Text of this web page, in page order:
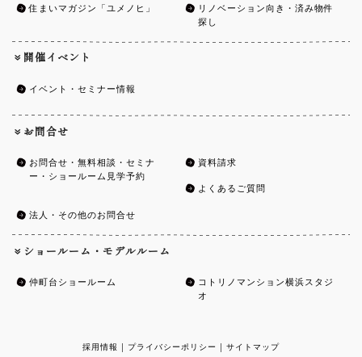
住まいマガジン「ユメノヒ」
リノベーション向き・済み物件
探し
開催イベント
イベント・セミナー情報
お問合せ
お問合せ・無料相談・セミナ
ー・ショールーム見学予約
資料請求
よくあるご質問
法人・その他のお問合せ
ショールーム・モデルルーム
仲町台ショールーム
コトリノマンション横浜スタジ
オ
採用情報 | プライバシーポリシー | サイトマップ